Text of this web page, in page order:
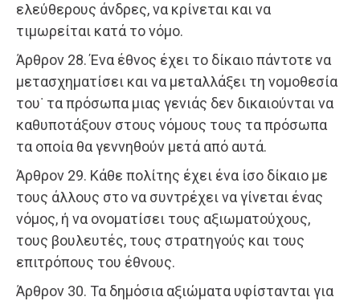
ελεύθερους άνδρες, να κρίνεται και να
τιμωρείται κατά το νόμο.
Άρθρον 28. Ένα έθνος έχει το δίκαιο πάντοτε να
μετασχηματίσει και να μεταλλάξει τη νομοθεσία
του˙ τα πρόσωπα μιας γενιάς δεν δικαιούνται να
καθυποτάξουν στους νόμους τους τα πρόσωπα
τα οποία θα γεννηθούν μετά από αυτά.
Άρθρον 29. Κάθε πολίτης έχει ένα ίσο δίκαιο με
τους άλλους στο να συντρέχει να γίνεται ένας
νόμος, ή να ονοματίσει τους αξιωματούχους,
τους βουλευτές, τους στρατηγούς και τους
επιτρόπους του έθνους.
Άρθρον 30. Τα δημόσια αξιώματα υφίστανται για